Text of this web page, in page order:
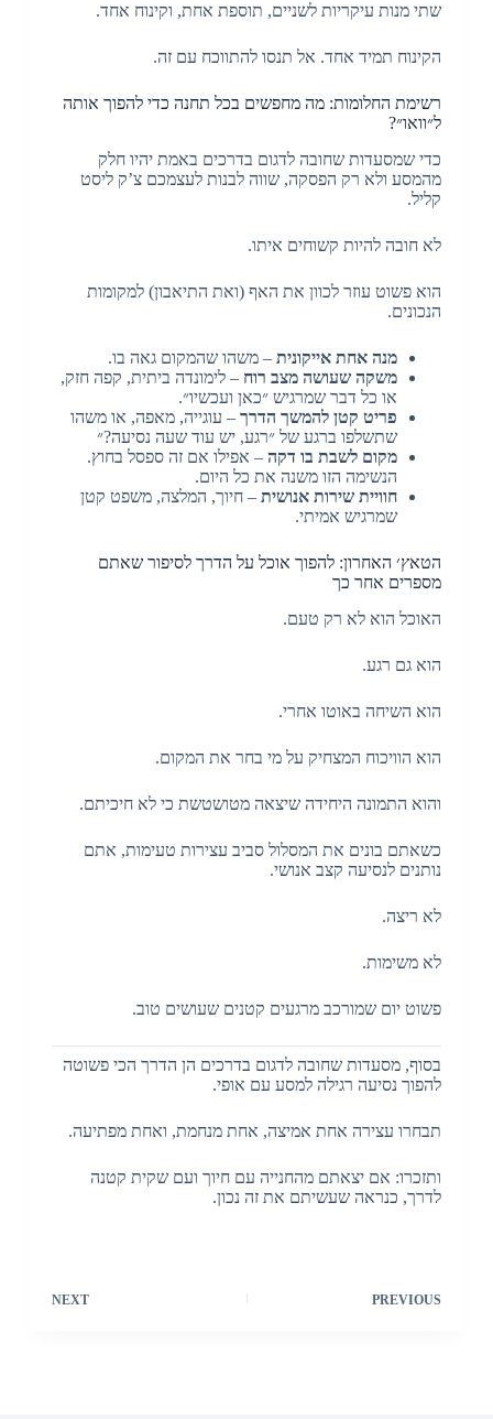
שתי מנות עיקריות לשניים, תוספת אחת, וקינוח אחד.
הקינוח תמיד אחד. אל תנסו להתווכח עם זה.
רשימת החלומות: מה מחפשים בכל תחנה כדי להפוך אותה
ל״וואו״?
כדי שמסעדות שחובה לדגום בדרכים באמת יהיו חלק
מהמסע ולא רק הפסקה, שווה לבנות לעצמכם צ’ק ליסט
קליל.
לא חובה להיות קשוחים איתו.
הוא פשוט עוזר לכוון את האף (ואת התיאבון) למקומות
הנכונים.
מנה אחת אייקונית– משהו שהמקום גאה בו.
משקה שעושה מצב רוח – לימונדה ביתית, קפה חזק,
או כל דבר שמרגיש ״כאן ועכשיו״.
פריט קטן להמשך הדרך– עוגייה, מאפה, או משהו
שתשלפו ברגע של ״רגע, יש עוד שעה נסיעה?״
מקום לשבת בו דקה– אפילו אם זה ספסל בחוץ.
הנשימה הזו משנה את כל היום.
חוויית שירות אנושית– חיוך, המלצה, משפט קטן
שמרגיש אמיתי.
הטאץ׳ האחרון: להפוך אוכל על הדרך לסיפור שאתם
מספרים אחר כך
האוכל הוא לא רק טעם.
הוא גם רגע.
הוא השיחה באוטו אחרי.
הוא הוויכוח המצחיק על מי בחר את המקום.
והוא התמונה היחידה שיצאה מטושטשת כי לא חיכיתם.
כשאתם בונים את המסלול סביב עצירות טעימות, אתם
נותנים לנסיעה קצב אנושי.
לא ריצה.
לא משימות.
פשוט יום שמורכב מרגעים קטנים שעושים טוב.
בסוף, מסעדות שחובה לדגום בדרכים הן הדרך הכי פשוטה
להפוך נסיעה רגילה למסע עם אופי.
תבחרו עצירה אחת אמיצה, אחת מנחמת, ואחת מפתיעה.
ותזכרו: אם יצאתם מהחנייה עם חיוך ועם שקית קטנה
לדרך, כנראה שעשיתם את זה נכון.
PREVIOUS
NEXT